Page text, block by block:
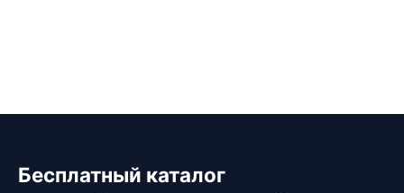
Бесплатный каталог